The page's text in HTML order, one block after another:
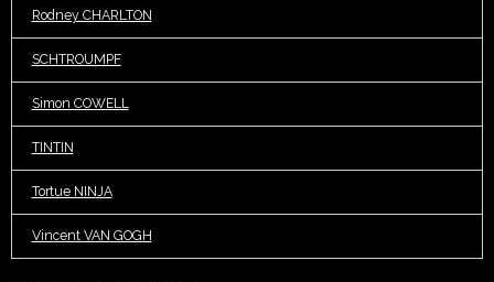
Rodney CHARLTON
SCHTROUMPF
Simon COWELL
TINTIN
Tortue NINJA
Vincent VAN GOGH